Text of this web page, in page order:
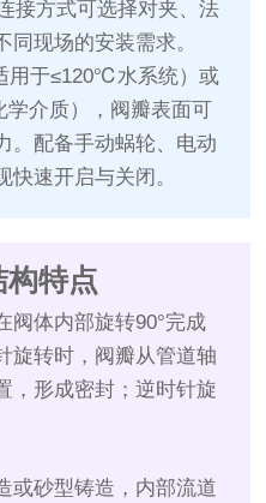
接方式可选择对夹、法
现场的安装需求。
用于≤120℃水系统）或
介质），阀瓣表面可
。配备手动蜗轮、电动
速开启与关闭。
特点
阀体内部旋转90°完成
旋转时，阀瓣从管道轴
，形成密封；逆时针旋
或砂型铸造，内部流道